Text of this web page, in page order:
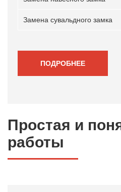
Простая и
работы
Замена сувальдного замка
ПОДРОБНЕЕ